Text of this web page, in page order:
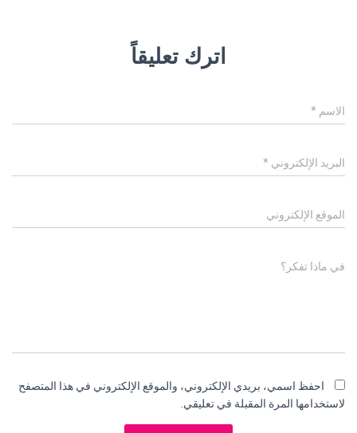
اترك تعليقاً
الاسم *
البريد الإلكتروني *
الموقع الإلكتروني
في ماذا تفكر؟
احفظ اسمي، بريدي الإلكتروني، والموقع الإلكتروني في هذا المتصفح
لاستخدامها المرة المقبلة في تعليقي.